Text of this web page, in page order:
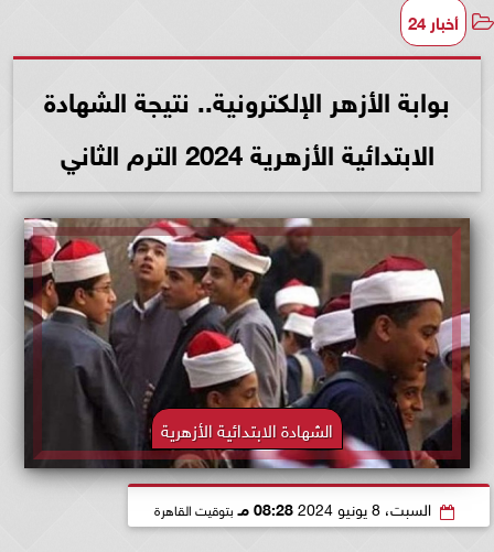
أخبار 24
بوابة الأزهر الإلكترونية.. نتيجة الشهادة
الابتدائية الأزهرية 2024 الترم الثاني
الشهادة الابتدائية الأزهرية
السبت، 8 يونيو 2024 08:28 مـ بتوقيت القاهرة